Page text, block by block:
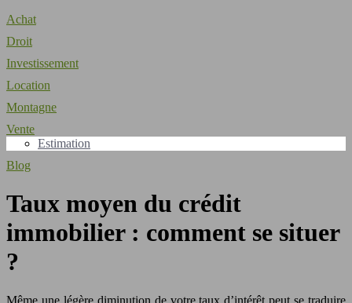
Achat
Droit
Investissement
Location
Montagne
Vente
Estimation
Blog
Taux moyen du crédit
immobilier : comment se situer
?
Même une légère diminution de votre taux d’intérêt peut se traduire